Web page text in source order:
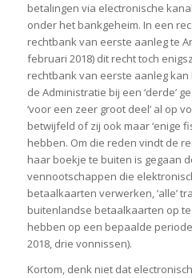
betalingen via electronische
onder het bankgeheim. In een
rechtbank van eerste aanleg te
februari 2018) dit recht toch
rechtbank van eerste aanleg
de Administratie bij een ‘derde’
‘voor een zeer groot deel’ al op
betwijfeld of zij ook maar ‘enige
hebben. Om die reden vindt de
haar boekje te buiten is gegaan
vennootschappen die
betaalkaarten verwerken, ‘alle’
buitenlandse betaalkaarten op
hebben op een bepaalde
2018, drie vonnissen).
Kortom, denk niet dat